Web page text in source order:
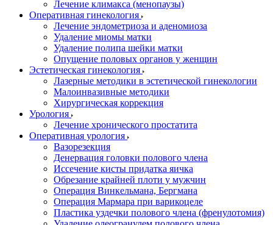
Лечение климакса (менопаузы)
Оперативная гинекология
Лечение эндометриоза и аденомиоза
Удаление миомы матки
Удаление полипа шейки матки
Опущение половых органов у женщин
Эстетическая гинекология
Лазерные методики в эстетической гинекологии
Малоинвазивные методики
Хирургическая коррекция
Урология
Лечение хронического простатита
Оперативная урология
Вазорезекция
Денервация головки полового члена
Иссечение кисты придатка яичка
Обрезание крайней плоти у мужчин
Операция Винкельмана, Бергмана
Операция Мармара при варикоцеле
Пластика уздечки полового члена (френулотомия)